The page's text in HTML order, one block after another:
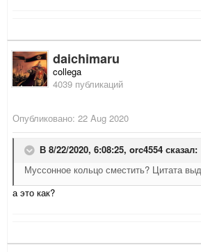
daichimaru
collega
4039 публикаций
Опубликовано: 22 Aug 2020
В 8/22/2020, 6:08:25, orc4554 сказал:
Муссонное кольцо сместить? Цитата
а это как?